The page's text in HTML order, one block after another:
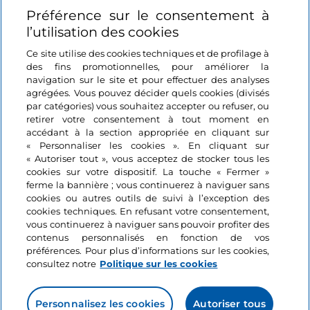
Informations sur le site
Liens utiles
Se connecter
Suivez-nous
Préférence sur le consentement à
l’utilisation des cookies
Ce site utilise des cookies techniques et de profilage à
des fins promotionnelles, pour améliorer la
navigation sur le site et pour effectuer des analyses
agrégées. Vous pouvez décider quels cookies (divisés
par catégories) vous souhaitez accepter ou refuser, ou
retirer votre consentement à tout moment en
accédant à la section appropriée en cliquant sur
« Personnaliser les cookies ». En cliquant sur
« Autoriser tout », vous acceptez de stocker tous les
cookies sur votre dispositif. La touche « Fermer »
ferme la bannière ; vous continuerez à naviguer sans
cookies ou autres outils de suivi à l’exception des
cookies techniques. En refusant votre consentement,
vous continuerez à naviguer sans pouvoir profiter des
contenus personnalisés en fonction de vos
préférences. Pour plus d’informations sur les cookies,
consultez notre Politique sur les cookies
Personnalisez les cookies Autoriser tous